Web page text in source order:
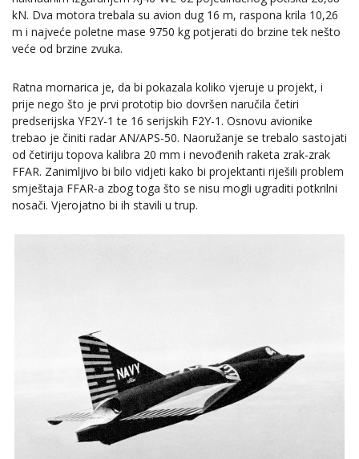
kN. Dva motora trebala su avion dug 16 m, raspona krila 10,26
m i najveće poletne mase 9750 kg potjerati do brzine tek nešto
veće od brzine zvuka.
Ratna mornarica je, da bi pokazala koliko vjeruje u projekt, i
prije nego što je prvi prototip bio dovršen naručila četiri
predserijska YF2Y-1 te 16 serijskih F2Y-1. Osnovu avionike
trebao je činiti radar AN/APS-50. Naoružanje se trebalo sastojati
od četiriju topova kalibra 20 mm i nevođenih raketa zrak-zrak
FFAR. Zanimljivo bi bilo vidjeti kako bi projektanti riješili problem
smještaja FFAR-a zbog toga što se nisu mogli ugraditi potkrilni
nosači. Vjerojatno bi ih stavili u trup.